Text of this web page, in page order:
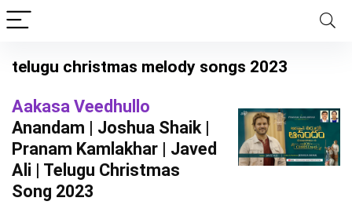
telugu christmas melody songs 2023
Aakasa Veedhullo
Anandam | Joshua Shaik |
Pranam Kamlakhar | Javed
Ali | Telugu Christmas
Song 2023